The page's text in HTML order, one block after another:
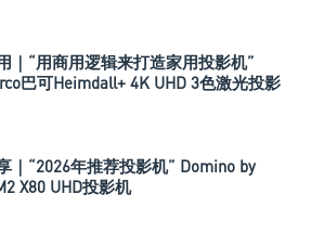
｜“用商用逻辑来打造家用投影机”
巴可Heimdall+ 4K UHD 3色激光投影
｜“2026年推荐投影机” Domino by
X80 UHD投影机